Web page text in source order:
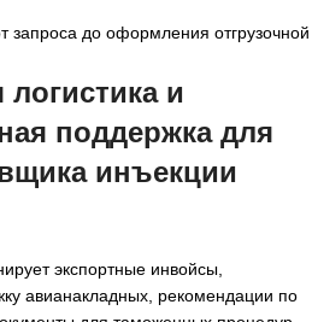
запроса до оформления отгрузочной
и
поддержка для
инъекции
экспортные инвойсы,
авианакладных, рекомендации по